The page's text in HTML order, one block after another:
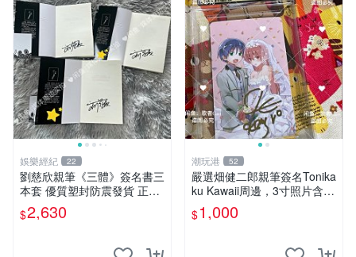
娛樂經紀 22
劉慈欣親筆《三體》簽名書三
本套 優質塑封防震發貨 正版
收藏推薦 三體 經典 科幻小說
$2,630
潮玩港 52
嚴選畑健二郎親筆簽名Tonika
ku Kawaii周邊，3寸照片含原
裝卡匣。收藏家直供，保真可
靠。 Tonikaku Kawaii 畑健二
$1,000